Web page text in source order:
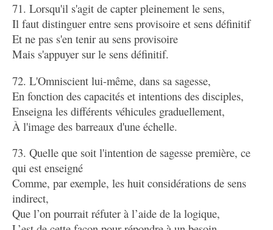
71. Lorsqu'il s'agit de capter pleinement le sens,
Il faut distinguer entre sens provisoire et sens définitif
Et ne pas s'en tenir au sens provisoire
Mais s'appuyer sur le sens définitif.
72. L'Omniscient lui-même, dans sa sagesse,
En fonction des capacités et intentions des disciples,
Enseigna les différents véhicules graduellement,
À l'image des barreaux d'une échelle.
73. Quelle que soit l'intention de sagesse première, ce
qui est enseigné
Comme, par exemple, les huit considérations de sens
indirect,
Que l’on pourrait réfuter à l’aide de la logique,